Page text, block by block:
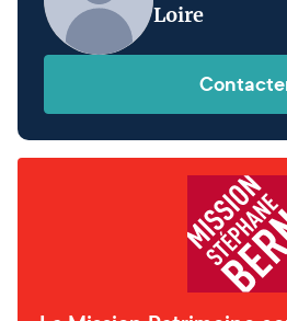
Loire